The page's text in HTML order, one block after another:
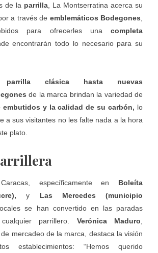
de la parrilla La Montserratina acerca su
a través de emblemáticos Bodegones
para ofrecerles una completa
encontrarán todo lo necesario para su
parrilla clásica hasta nuevas
de la marca brindan la variedad de
embutidos y la calidad de su carbón, lo
a sus visitantes no les falte nada a la hora
plato.
específicamente en Boleíta
y Las Mercedes (municipio
se han convertido en las paradas
parrillero. Verónica Maduro
mercadeo de la marca, destaca la visión
establecimientos: “Hemos querido